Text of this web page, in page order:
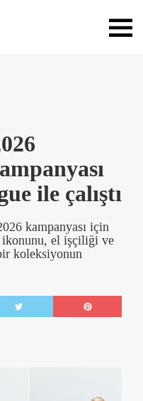
ile çalıştı
kampanyası için
el işçiliği ve
koleksiyonun